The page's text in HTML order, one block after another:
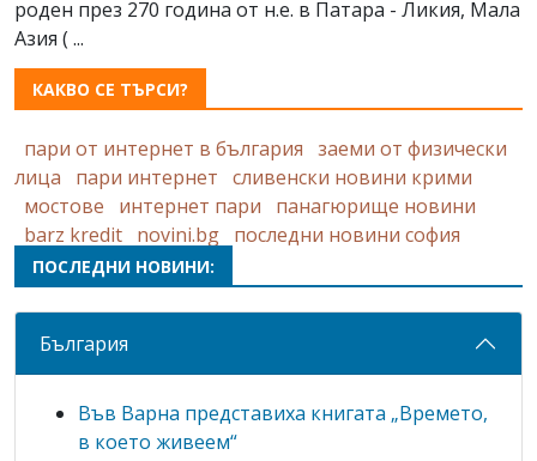
роден през 270 година от н.е. в Патара - Ликия, Мала
Азия ( ...
КАКВО СЕ ТЪРСИ?
пари от интернет в българия заеми от физически
лица
пари интернет сливенски новини крими
мостове
интернет пари
панагюрище новини
barz kredit novini.bg последни новини софия
ПОСЛЕДНИ НОВИНИ:
България
Във Варна представиха книгата „Времето,
в което живеем“